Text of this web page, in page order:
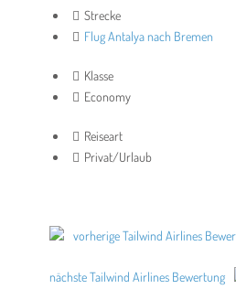
Strecke
Flug Antalya nach Bremen
Klasse
Economy
Reiseart
Privat/Urlaub
vorherige Tailwind Airlines
nächste Tailwind Airlines Bewertung